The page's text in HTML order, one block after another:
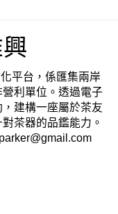
平台，係匯集兩岸
利單位。透過電子
建構一座屬於茶友
茶器的品鑑能力。